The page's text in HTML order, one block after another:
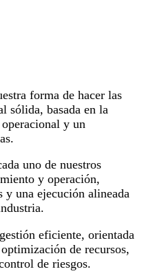
forma de hacer las
sólida, basada en la
y un
uno de nuestros
y operación,
y una ejecución alineada
eficiente, orientada
de recursos,
de riesgos.